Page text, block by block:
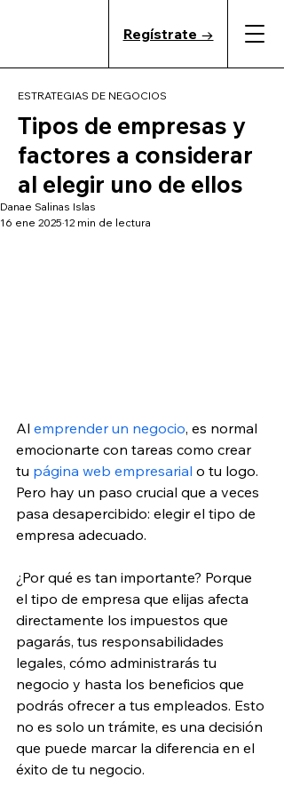
Regístrate →
ESTRATEGIAS DE NEGOCIOS
Tipos de empresas y
factores a considerar
al elegir uno de ellos
Danae Salinas Islas
16 ene 2025 12 min de lectura
Al emprender un negocio, es normal
emocionarte con tareas como crear
tu página web empresarial o tu logo.
Pero hay un paso crucial que a veces
pasa desapercibido: elegir el tipo de
empresa adecuado.
¿Por qué es tan importante? Porque
el tipo de empresa que elijas afecta
directamente los impuestos que
pagarás, tus responsabilidades
legales, cómo administrarás tu
negocio y hasta los beneficios que
podrás ofrecer a tus empleados. Esto
no es solo un trámite, es una decisión
que puede marcar la diferencia en el
éxito de tu negocio.